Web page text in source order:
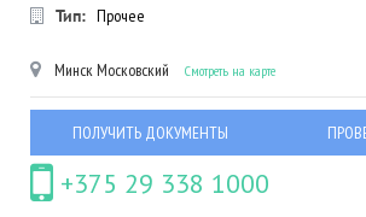
Тип: Прочее
МинскМосковский Смотреть на карте
ПОЛУЧИТЬ ДОКУМЕНТЫ
+375 29 338 1000